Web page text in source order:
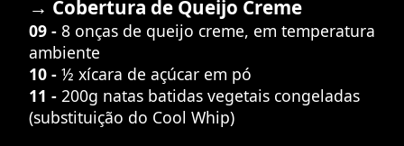
→ Cobertura de Queijo Creme
09 - 8 onças de queijo creme, em temperatura
ambiente
10 - ½ xícara de açúcar em pó
11 - 200g natas batidas vegetais congeladas
(substituição do Cool Whip)